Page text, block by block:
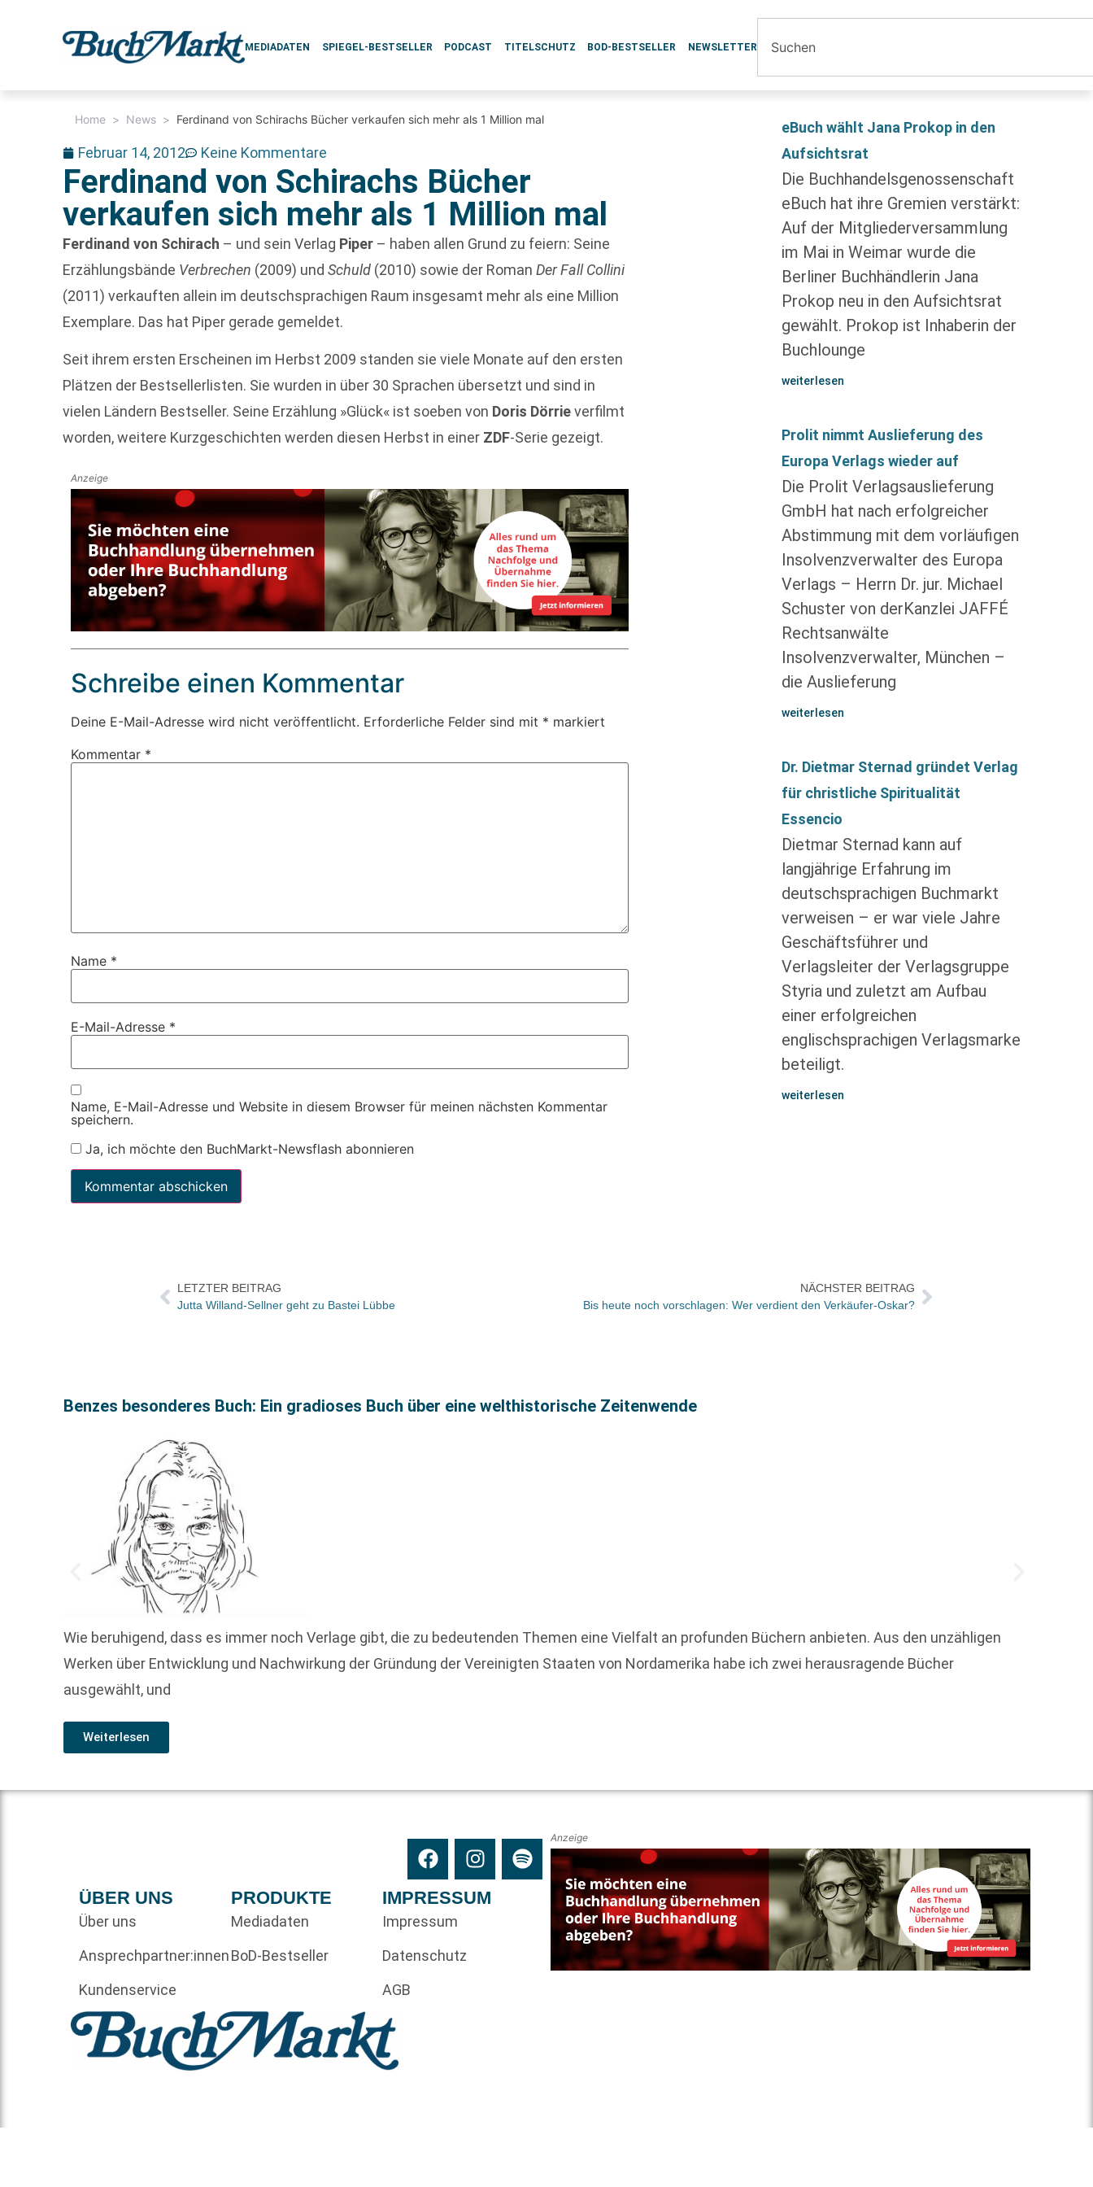
MEDIADATEN SPIEGEL-BESTSELLER PODCAST TITELSCHUTZ BOD-BESTSELLER NEWSLETTER
Home > News > Ferdinand von Schirachs Bücher verkaufen sich mehr als 1 Million mal
Februar 14, 2012 Keine Kommentare
Ferdinand von Schirachs Bücher
verkaufen sich mehr als 1 Million mal
Ferdinand von Schirach – und sein Verlag Piper – haben allen Grund zu feiern: Seine
Erzählungsbände Verbrechen (2009) undSchuld (2010) sowie der RomanDer Fall Collini
(2011) verkauften allein im deutschsprachigen Raum insgesamt mehr als eine Million
Exemplare. Das hat Piper gerade gemeldet.
Seit ihrem ersten Erscheinen im Herbst 2009 standen sie viele Monate auf den ersten
Plätzen der Bestsellerlisten. Sie wurden in über 30 Sprachen übersetzt und sind in
vielen Ländern Bestseller. Seine Erzählung »Glück« ist soeben von Doris Dörrieverfilmt
worden, weitere Kurzgeschichten werden diesen Herbst in einer ZDF-Serie gezeigt.
Anzeige
Schreibe einen Kommentar
Deine E-Mail-Adresse wird nicht veröffentlicht. Erforderliche Felder sind mit * markiert
Kommentar *
Name *
E-Mail-Adresse *
Name, E-Mail-Adresse und Website in diesem Browser für meinen nächsten Kommentar
speichern.
Ja, ich möchte den BuchMarkt-Newsflash abonnieren
eBuch wählt Jana Prokop in den
Aufsichtsrat
Die Buchhandelsgenossenschaft
eBuch hat ihre Gremien verstärkt:
Auf der Mitgliederversammlung
im Mai in Weimar wurde die
Berliner Buchhändlerin Jana
Prokop neu in den Aufsichtsrat
gewählt. Prokop ist Inhaberin der
Buchlounge
weiterlesen
Prolit nimmt Auslieferung des
Europa Verlags wieder auf
Die Prolit Verlagsauslieferung
GmbH hat nach erfolgreicher
Abstimmung mit dem vorläufigen
Insolvenzverwalter des Europa
Verlags – Herrn Dr. jur. Michael
Schuster von derKanzlei JAFFÉ
Rechtsanwälte
Insolvenzverwalter, München –
die Auslieferung
weiterlesen
Dr. Dietmar Sternad gründet Verlag
für christliche Spiritualität
Essencio
Dietmar Sternad kann auf
langjährige Erfahrung im
deutschsprachigen Buchmarkt
verweisen – er war viele Jahre
Geschäftsführer und
Verlagsleiter der Verlagsgruppe
Styria und zuletzt am Aufbau
einer erfolgreichen
englischsprachigen Verlagsmarke
beteiligt.
weiterlesen
LETZTER BEITRAG
Jutta Willand-Sellner geht zu Bastei Lübbe
NÄCHSTER BEITRAG
Bis heute noch vorschlagen: Wer verdient den Verkäufer-Oskar?
Benzes besonderes Buch: Ein gradioses Buch über eine welthistorische Zeitenwende
Wie beruhigend, dass es immer noch Verlage gibt, die zu bedeutenden Themen eine Vielfalt an profunden Büchern anbieten. Aus den unzähligen
Werken über Entwicklung und Nachwirkung der Gründung der Vereinigten Staaten von Nordamerika habe ich zwei herausragende Bücher
ausgewählt, und
Weiterlesen
ÜBER UNS
Über uns
Ansprechpartner:innen
Kundenservice
PRODUKTE
Mediadaten
BoD-Bestseller
IMPRESSUM
Impressum
Datenschutz
AGB
Anzeige